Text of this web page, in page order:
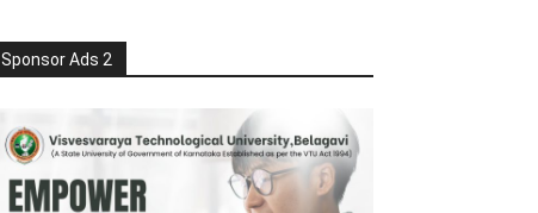
Sponsor Ads 2